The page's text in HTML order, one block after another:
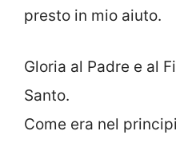
presto in mio aiuto.
Gloria al Padre e al
Santo.
Come era nel